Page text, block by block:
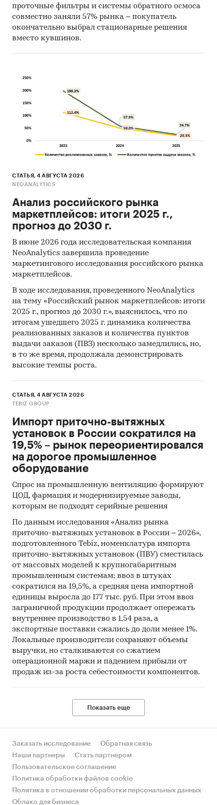
проточные фильтры и системы обратного осмоса
совместно заняли 57% рынка – покупатель
окончательно выбрал стационарные решения
вместо кувшинов.
СТАТЬЯ, 4 АВГУСТА 2026
NEOANALYTICS
Анализ российского рынка
маркетплейсов: итоги 2025 г.,
прогноз до 2030 г.
В июне 2026 года исследовательская компания
NeoAnalytics завершила проведение
маркетингового исследования российского рынка
маркетплейсов.
В ходе исследования, проведенного NeoAnalytics
на тему «Российский рынок маркетплейсов: итоги
2025 г., прогноз до 2030 г.», выяснилось, что по
итогам ушедшего 2025 г. динамика количества
реализованных заказов и количества пунктов
выдачи заказов (ПВЗ) несколько замедлились, но,
в то же время, продолжала демонстрировать
высокие темпы роста.
СТАТЬЯ, 4 АВГУСТА 2026
TEBIZ GROUP
Импорт приточно-вытяжных
установок в России сократился на
19,5% – рынок переориентировался
на дорогое промышленное
оборудование
Спрос на промышленную вентиляцию формируют
ЦОД, фармация и модернизируемые заводы,
которым не подходят серийные решения
По данным исследования «Анализ рынка
приточно-вытяжных установок в России – 2026»,
подготовленного Tebiz, номенклатура импорта
приточно-вытяжных установок (ПВУ) сместилась
от массовых моделей к крупногабаритным
промышленным системам: ввоз в штуках
сократился на 19,5%, а средняя цена импортной
единицы выросла до 177 тыс. руб. При этом ввоз
заграничной продукции продолжает опережать
внутреннее производство в 1,54 раза, а
экспортные поставки сжались до доли менее 1%.
Локальные производители сохраняют объемы
выручки, но сталкиваются со сжатием
операционной маржи и падением прибыли от
продаж из-за роста себестоимости компонентов.
Показать еще
Заказать исследование
Обратная связь
Наши партнеры
Стать партнером
Пользовательское соглашение
Политика обработки файлов cookie
Политика в отношении обработки персональных данных
Облако для бизнеса